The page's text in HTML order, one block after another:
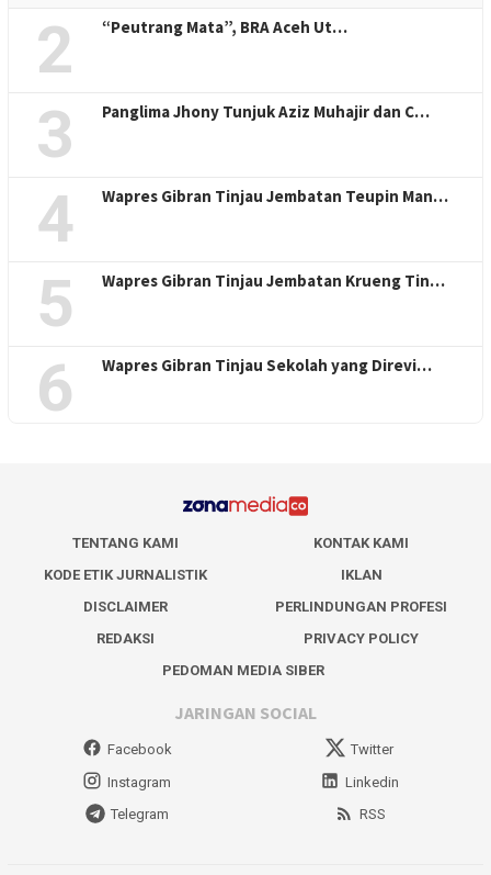
2 “Peutrang Mata”, BRA Aceh Ut…
3 Panglima Jhony Tunjuk Aziz Muhajir dan C…
4 Wapres Gibran Tinjau Jembatan Teupin Man…
5 Wapres Gibran Tinjau Jembatan Krueng Tin…
6 Wapres Gibran Tinjau Sekolah yang Direvi…
TENTANG KAMI
KONTAK KAMI
KODE ETIK JURNALISTIK
IKLAN
DISCLAIMER
PERLINDUNGAN PROFESI
REDAKSI
PRIVACY POLICY
PEDOMAN MEDIA SIBER
JARINGAN SOCIAL
Facebook
Twitter
Instagram
Linkedin
Telegram
RSS